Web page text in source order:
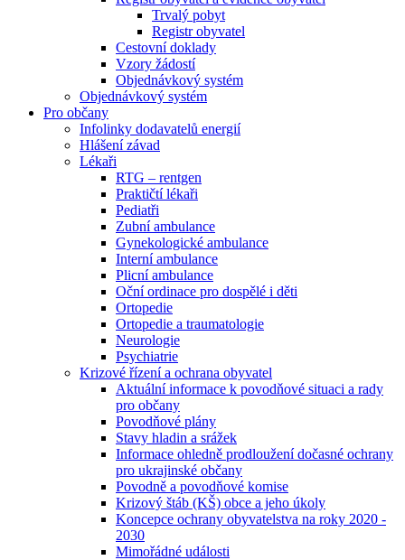
Trvalý pobyt
Registr obyvatel
Cestovní doklady
Vzory žádostí
Objednávkový systém
Objednávkový systém
Pro občany
Infolinky dodavatelů energií
Hlášení závad
Lékaři
RTG – rentgen
Praktičtí lékaři
Pediatři
Zubní ambulance
Gynekologické ambulance
Interní ambulance
Plicní ambulance
Oční ordinace pro dospělé i děti
Ortopedie
Ortopedie a traumatologie
Neurologie
Psychiatrie
Krizové řízení a ochrana obyvatel
Aktuální informace k povodňové situaci a rady
pro občany
Povodňové plány
Stavy hladin a srážek
Informace ohledně prodloužení dočasné ochrany
pro ukrajinské občany
Povodně a povodňové komise
Krizový štáb (KŠ) obce a jeho úkoly
Koncepce ochrany obyvatelstva na roky 2020 -
2030
Mimořádné události